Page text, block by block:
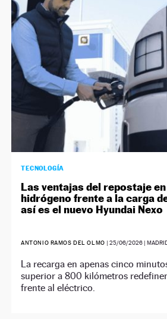
NEWSLETTER
SÍGUENOS
TECNOLOGÍA
Las ventajas del repostaje
hidrógeno frente a la carga
así es el nuevo Hyundai Nexo
ANTONIO RAMOS DEL OLMO | 25/06/2026|
La recarga en apenas cinco
superior a 800 kilómetros
frente al eléctrico.